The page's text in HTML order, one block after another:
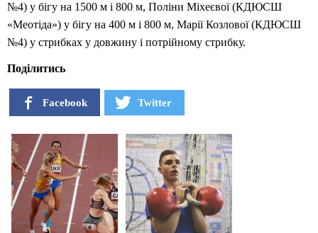
№4) у бігу на 1500 м і 800 м, Поліни Міхеєвої (КДЮСШ
«Меотіда») у бігу на 400 м і 800 м, Марії Козлової (КДЮСШ
№4) у стрибках у довжину і потрійному стрибку.
Поділитись
Facebook Twitter